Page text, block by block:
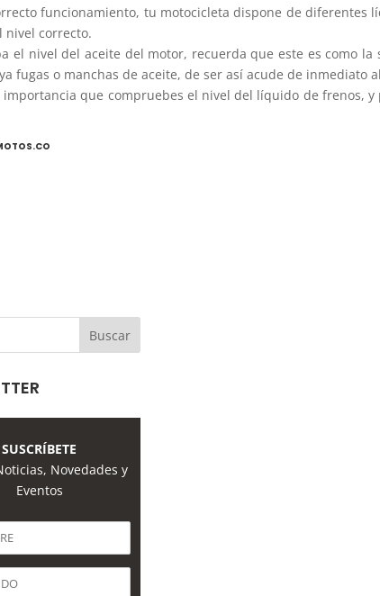
funcionamiento, tu motocicleta dispone de
nivel correcto.
el nivel del aceite del motor, recuerda que este es como
fugas o manchas de aceite, de ser así acude de inmediato
importancia que compruebes el nivel del líquido de frenos,
SUSCRÍBETE
Novedades y
Eventos